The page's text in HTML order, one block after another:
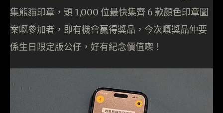
集熊貓印章，頭 1,000 位最快集齊 6 款顏色印章圖
案嘅參加者，即有機會贏得獎品，今次嘅獎品仲要
係生日限定版公仔，好有紀念價值㗎！